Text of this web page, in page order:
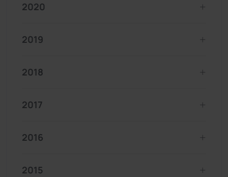
2020
2019
2018
2017
2016
2015